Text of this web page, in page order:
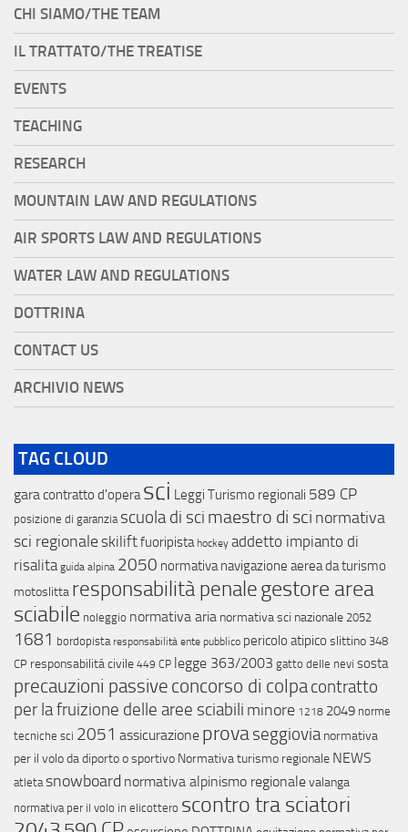
CHI SIAMO/THE TEAM
IL TRATTATO/THE TREATISE
EVENTS
TEACHING
RESEARCH
MOUNTAIN LAW AND REGULATIONS
AIR SPORTS LAW AND REGULATIONS
WATER LAW AND REGULATIONS
DOTTRINA
CONTACT US
ARCHIVIO NEWS
TAG CLOUD
garacontratto d'opera sci Leggi Turismo regionali 589 CP
posizione di garanzia scuola di sci maestro di sci normativa
sci regionaleskiliftfuoripista hockey addetto impianto di
risalita guida alpina 2050 normativa navigazione aerea da turismo
motoslitta responsabilità penalegestore area
sciabile noleggio normativa aria normativa sci nazionale 2052
1681 bordopista responsabilità ente pubblico pericolo atipico slittino 348
CP responsabilitá civile 449 CP legge 363/2003 gatto delle nevi sosta
precauzioni passive concorso di colpacontratto
per la fruizione delle aree sciabili minore 1218 2049 norme
tecniche sci 2051 assicurazione provaseggiovia normativa
per il volo da diporto o sportivo Normativa turismo regionale NEWS
atleta snowboard normativa alpinismo regionalevalanga
normativa per il volo in elicottero scontro tra sciatori